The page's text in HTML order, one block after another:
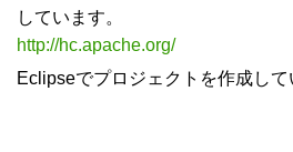
しています。
http://hc.apache.org/
Eclipseでプロジェクトを作成して